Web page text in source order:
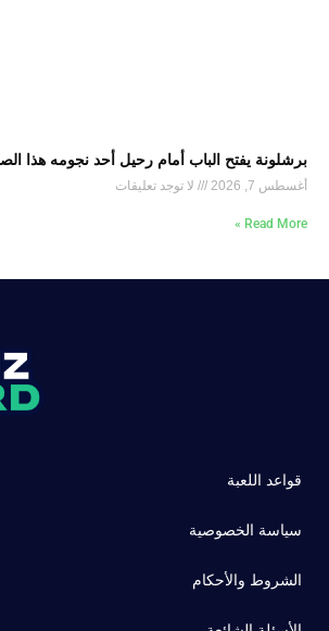
برشلونة يفتح الباب أمام رحيل أحد نجومه هذا
أغسطس 7, 2026 لا توجد تعليقات
Read More »
قواعد اللعبة
سياسة الخصوصية
الشروط والأحكام